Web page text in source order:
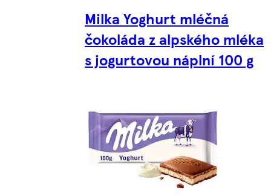
Milka Yoghurt mléčná
čokoláda z alpského mléka
s jogurtovou náplní 100 g